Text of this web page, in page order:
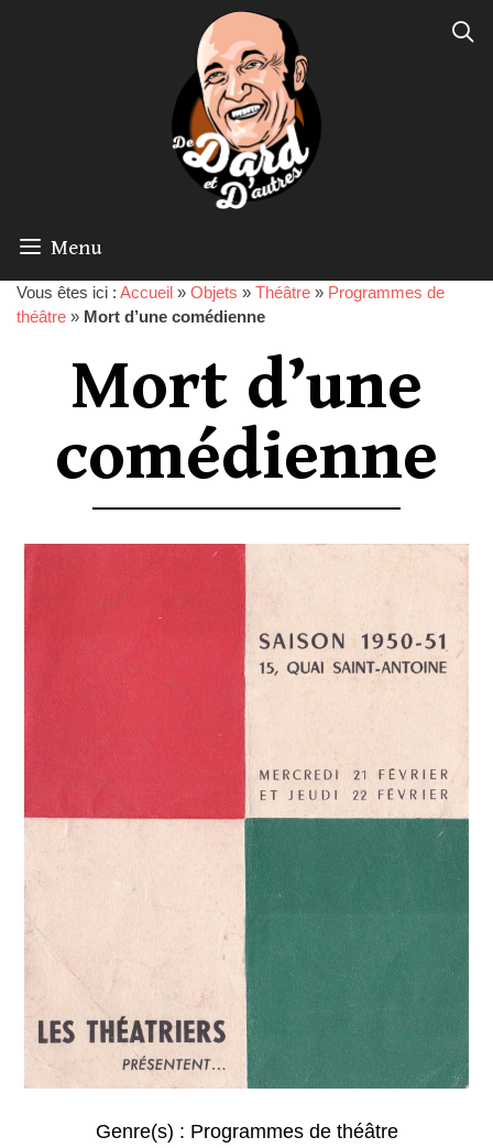
Menu
Vous êtes ici : Accueil » Objets » Théâtre » Programmes de
théâtre » Mort d’une comédienne
Mort d’une
comédienne
Genre(s) : Programmes de théâtre